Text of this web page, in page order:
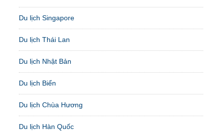
Du lịch Singapore
Du lịch Thái Lan
Du lịch Nhật Bản
Du lịch Biển
Du lịch Chùa Hương
Du lịch Hàn Quốc